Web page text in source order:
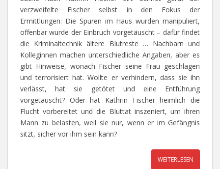
verzweifelte Fischer selbst in den Fokus der
Ermittlungen: Die Spuren im Haus wurden manipuliert,
offenbar wurde der Einbruch vorgetäuscht – dafür findet
die Kriminaltechnik ältere Blutreste … Nachbarn und
Kolleginnen machen unterschiedliche Angaben, aber es
gibt Hinweise, wonach Fischer seine Frau geschlagen
und terrorisiert hat. Wollte er verhindern, dass sie ihn
verlässt, hat sie getötet und eine Entführung
vorgetäuscht? Oder hat Kathrin Fischer heimlich die
Flucht vorbereitet und die Bluttat inszeniert, um ihren
Mann zu belasten, weil sie nur, wenn er im Gefängnis
sitzt, sicher vor ihm sein kann?
WEITERLESEN